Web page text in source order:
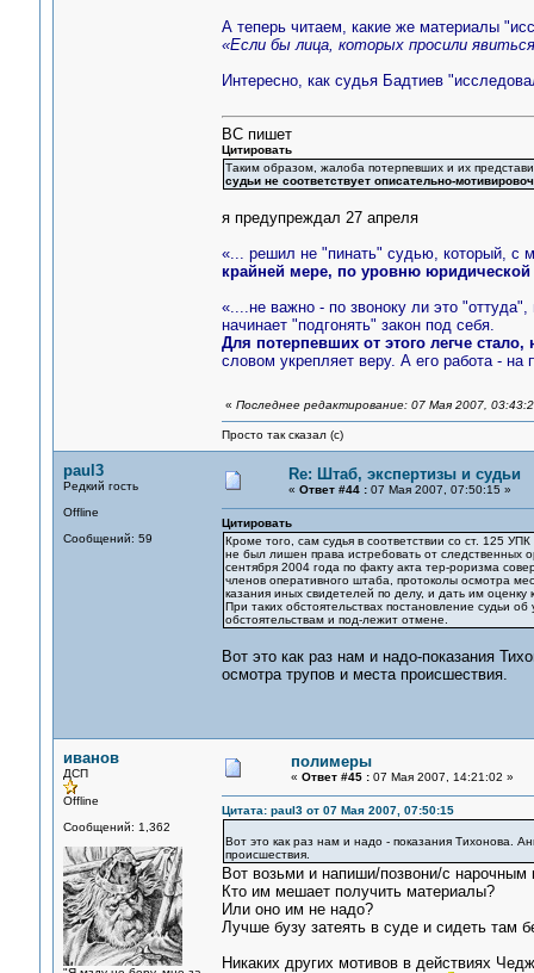
А теперь читаем, какие же материалы
«Если бы лица, которых просили
Интересно, как судья Бадтиев
ВС пишет
Цитировать
Таким образом, жалоба потерпевших и их
судьи не соответствует описательно-
я предупреждал 27 апреля
«... решил не "пинать" судью, который, с
крайней мере, по уровню юридической
«....не важно - по звоноку ли это
начинает "подгонять" закон под себя.
Для потерпевших от этого легче стало,
словом укрепляет веру. А его работа - на
« Последнее редактирование: 07 Мая 2007,
Просто так сказал (с)
paul3
Редкий гость
Offline
Сообщений: 59
Re: Штаб, экспертизы и судьи
« Ответ #44 :07 Мая 2007, 07:50:15 »
Цитировать
Кроме того, сам судья в соответствии со ст. 125
не был лишен права истребовать от следственных
сентября 2004 года по факту акта тер-роризма
членов оперативного штаба, протоколы осмотра
казания иных свидетелей по делу, и дать им оценку
При таких обстоятельствах постановление судьи
обстоятельствам и под-лежит отмене.
Вот это как раз нам и надо-показания
осмотра трупов и места происшествия.
иванов
ДСП
Offline
Сообщений: 1,362
полимеры
« Ответ #45 :07 Мая 2007, 14:21:02 »
Цитата: paul3 от 07 Мая 2007, 07:50:15
Вот это как раз нам и надо - показания Тихонова.
происшествия.
Вот возьми и напиши/позвони/с
Кто им мешает получить материалы?
Или оно им не надо?
Лучше бузу затеять в суде и сидеть там
Никаких других мотивов в действиях